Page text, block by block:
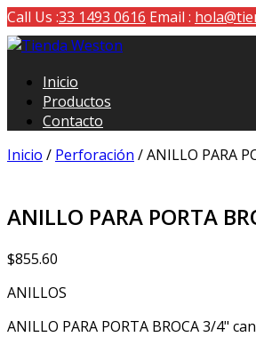
Call Us :33 1493 0616 Email :
Tienda Weston
Herramientas de carga y medición
Inicio
Productos
Contacto
Inicio / Perforación / ANILLO PARA
ANILLO PARA PORTA
$855.60
ANILLOS
ANILLO PARA PORTA BROCA 3/4"